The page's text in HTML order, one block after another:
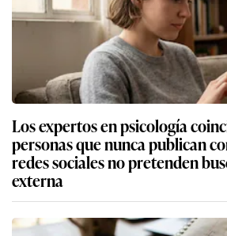
Los expertos en psicología
personas que nunca publican
redes sociales no pretenden
externa